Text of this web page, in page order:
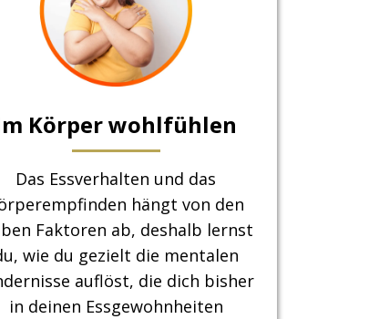
Körper wohlfühlen
Das Essverhalten und das
hängt von den
Faktoren ab, deshalb lernst
wie du gezielt die mentalen
auflöst, die dich bisher
in deinen Essgewohnheiten